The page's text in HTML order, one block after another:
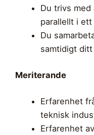
Du trivs
parallellt i
Du
samtidigt
Meriterande
Erfarenhet
teknisk
Erfarenhet